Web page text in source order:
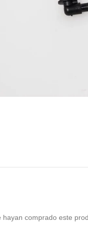
comprado este